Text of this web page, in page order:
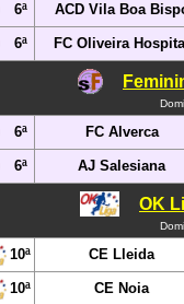
6ª ACD Vila Boa
6ª FC Oliveira
6ª FC Alverca
6ª AJ Salesiana
OK
10ª
CE Lleida
10ª CE Noia